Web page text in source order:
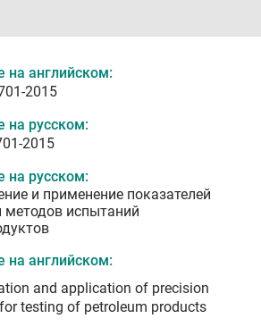
на английском:
2015
на русском:
2015
на русском:
и применение показателей
методов испытаний
на английском:
and application of precision
testing of petroleum products